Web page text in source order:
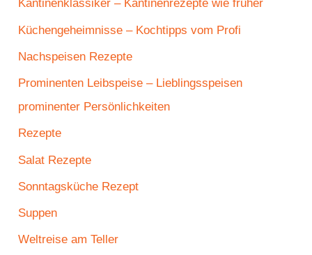
Kantinenklassiker – Kantinenrezepte wie früher
Küchengeheimnisse – Kochtipps vom Profi
Nachspeisen Rezepte
Prominenten Leibspeise – Lieblingsspeisen
prominenter Persönlichkeiten
Rezepte
Salat Rezepte
Sonntagsküche Rezept
Suppen
Weltreise am Teller